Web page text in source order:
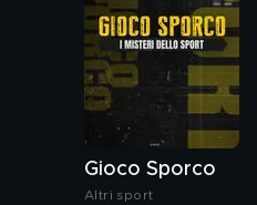
Gioco Sporco
Altri sport